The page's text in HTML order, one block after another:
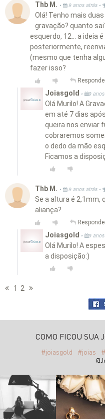
Thb M. • 9 anos atrás •
Olá! Tenho mais
gravação? quanto
esquerdo, 12... a ideia
posteriormente,
(mesmo que tenha
fazer isso?
Joiasgold • 9
Olá Murilo! A
em até 7 dias
queira nos enviar
cobraremos
o dedo da mão
Ficamos a
Thb M. • 9 anos atrás •
Se a altura é 2,1mm,
aliança?
Joiasgold • 9
Olá Murilo! A
a disposição:)
1 2
COMO FICOU SUA
#joiasgold #joias